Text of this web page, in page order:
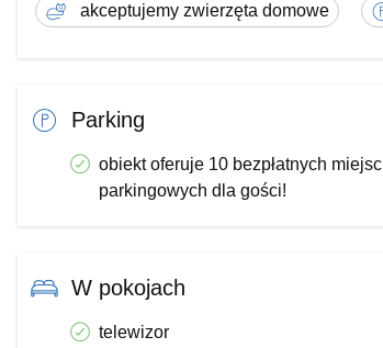
akceptujemy zwierzęta domowe
Parking
obiekt oferuje 10 bezpłatnych miejsc
parkingowych dla gości!
W pokojach
telewizor